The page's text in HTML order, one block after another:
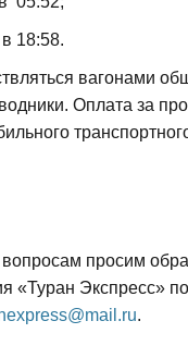
18:58.
вагонами
Оплата за
просим
«Туран Экспресс»
.